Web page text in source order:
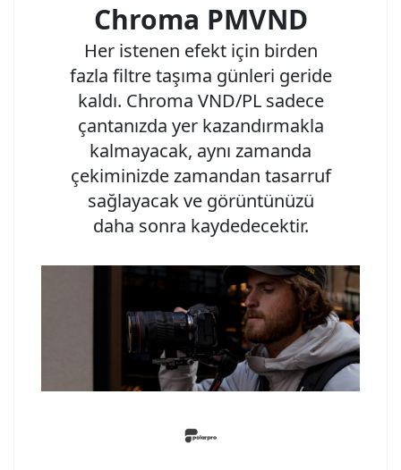
Chroma PMVND
Her istenen efekt için birden
fazla filtre taşıma günleri geride
kaldı. Chroma VND/PL sadece
çantanızda yer kazandırmakla
kalmayacak, aynı zamanda
çekiminizde zamandan tasarruf
sağlayacak ve görüntünüzü
daha sonra kaydedecektir.